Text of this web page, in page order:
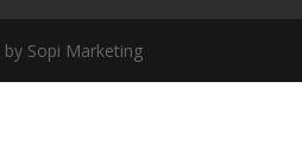
by Sopi Marketing